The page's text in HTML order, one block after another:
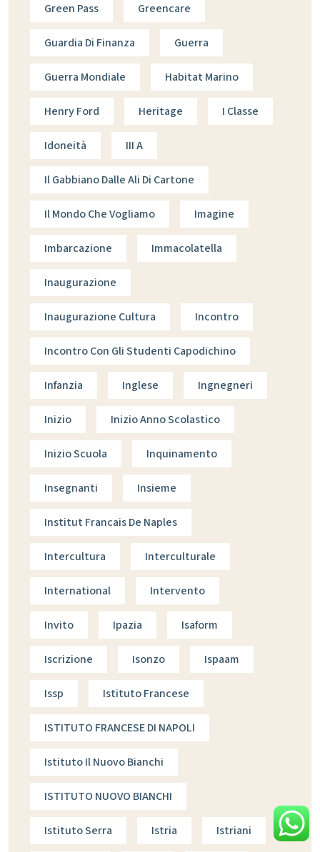
Green Pass Greencare
Guardia Di Finanza Guerra
Guerra Mondiale Habitat Marino
Henry Ford Heritage I Classe
Idoneità III A
Il Gabbiano Dalle Ali Di Cartone
Il Mondo Che Vogliamo Imagine
Imbarcazione Immacolatella
Inaugurazione
Inaugurazione Cultura Incontro
Incontro Con Gli Studenti Capodichino
Infanzia Inglese Ingnegneri
Inizio Inizio Anno Scolastico
Inizio Scuola Inquinamento
Insegnanti Insieme
Institut Francais De Naples
Intercultura Interculturale
International Intervento
Invito Ipazia Isaform
Iscrizione Isonzo Ispaam
Issp Istituto Francese
ISTITUTO FRANCESE DI NAPOLI
Istituto Il Nuovo Bianchi
ISTITUTO NUOVO BIANCHI
Istituto Serra Istria Istriani